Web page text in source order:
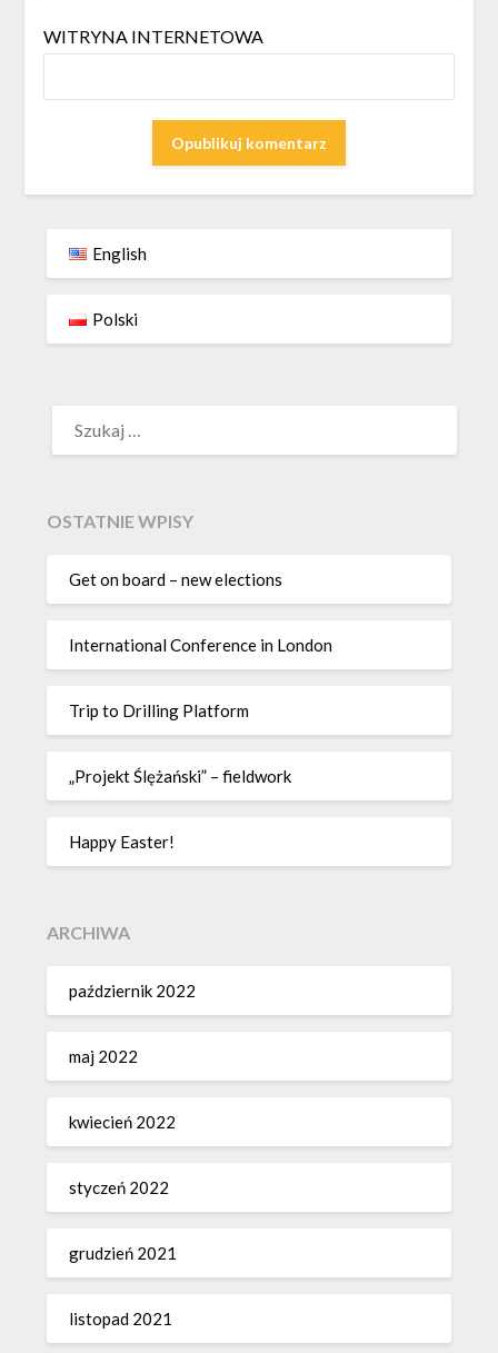
WITRYNA INTERNETOWA
English
Polski
OSTATNIE WPISY
Get on board – new elections
International Conference in London
Trip to Drilling Platform
„Projekt Ślężański” – fieldwork
Happy Easter!
ARCHIWA
październik 2022
maj 2022
kwiecień 2022
styczeń 2022
grudzień 2021
listopad 2021